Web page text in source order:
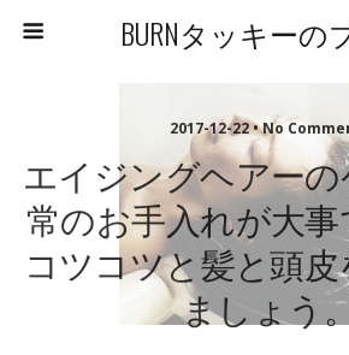
BURNタッキーの
2017-12-22 • No
エイジングヘアー
常のお手入れが大
コツコツと髪と頭
ましょう